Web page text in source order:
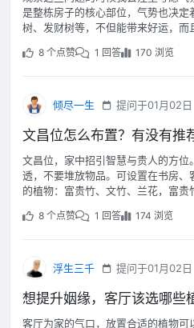
是整栋房子的核心部位，气势也决
树、发财树等，不但能带来好运，而
8 个点赞 1 回答 170 浏览
倾尽一生 提问于01月02日
文昌位怎么布置？有没有推
文昌位，家中招引智慧与贵人的方
透，不要堆放物品。可设置在书房
的植物：富贵竹、文竹、兰花，富贵
8 个点赞 1 回答 174 浏览
浮生三千 提问于01月02日
想提升姻缘，客厅该选哪些
客厅为家的气口，放置合适的植物